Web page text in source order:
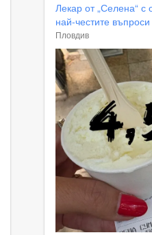
Лекар от „Селена“ с
най-честите
Пловдив